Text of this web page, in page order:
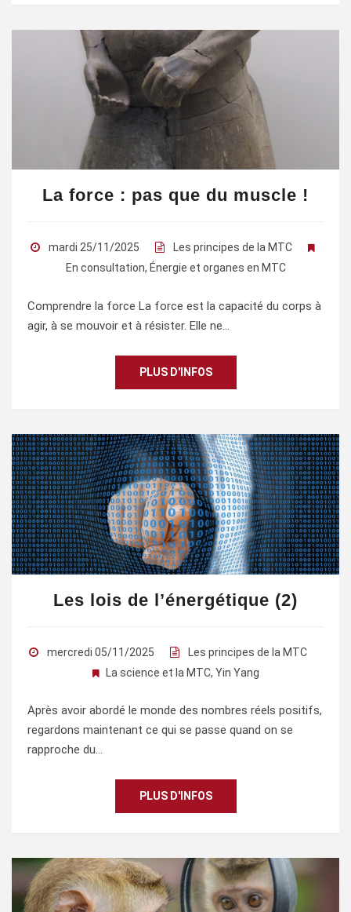
La force : pas que du muscle !
mardi 25/11/2025
Les principes de la MTC
En consultation, Énergie et organes en MTC
Comprendre la force La force est la capacité du corps à
agir, à se mouvoir et à résister. Elle ne…
PLUS D'INFOS
Les lois de l’énergétique (2)
mercredi 05/11/2025
Les principes de la MTC
La science et la MTC, Yin Yang
Après avoir abordé le monde des nombres réels positifs,
regardons maintenant ce qui se passe quand on se
rapproche du…
PLUS D'INFOS